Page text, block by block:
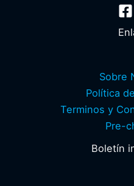
Sobre
Política
Terminos y
Pre-
Boletín